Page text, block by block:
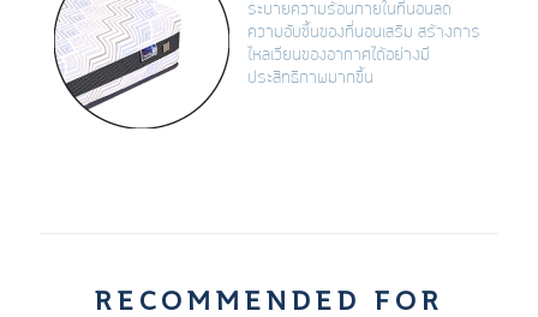
ระบายความร้อนภายในที่นอนลด
ความอับชื้นของที่นอนเสริม สร้างการ
ไหลเวียนของอากาศได้อย่างมี
ประสิทธิภาพมากขึ้น
RECOMMENDED FOR